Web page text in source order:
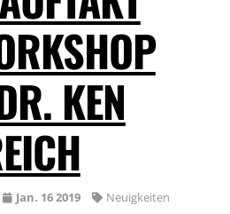
KEN
Jan. 16 2019 Neuigkeiten